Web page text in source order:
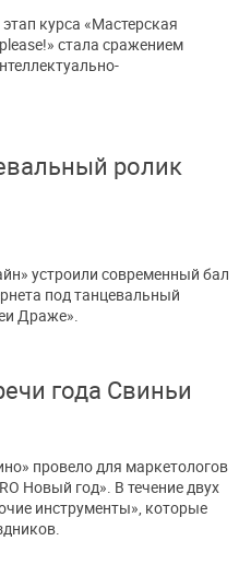
курса «Мастерская
стала сражением
ролик
устроили современный бал
под танцевальный
Драже».
года Свиньи
провело для маркетологов
Новый год». В течение двух
инструменты», которые